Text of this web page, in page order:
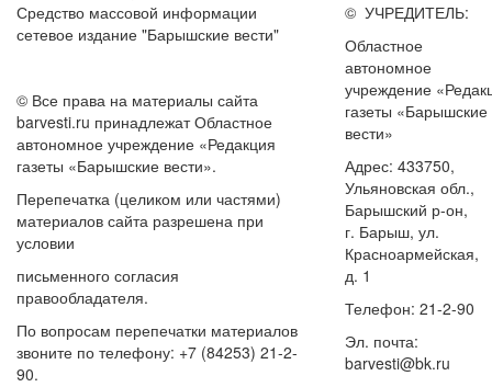
Средство массовой информации
сетевое издание "Барышские вести"
© Все права на материалы сайта
barvesti.ru принадлежат Областное
автономное учреждение «Редакция
газеты «Барышские вести».
Перепечатка (целиком или частями)
материалов сайта разрешена при
условии
письменного согласия
правообладателя.
По вопросам перепечатки материалов
звоните по телефону: +7 (84253) 21-2-
90.
© УЧРЕДИТЕЛЬ:
Областное
автономное
учреждение
газеты «Барышские
вести»
Адрес: 433750,
Ульяновская обл.,
Барышский р-он,
г. Барыш, ул.
Красноармейская,
д. 1
Телефон: 21-2-90
Эл. почта:
barvesti@bk.ru